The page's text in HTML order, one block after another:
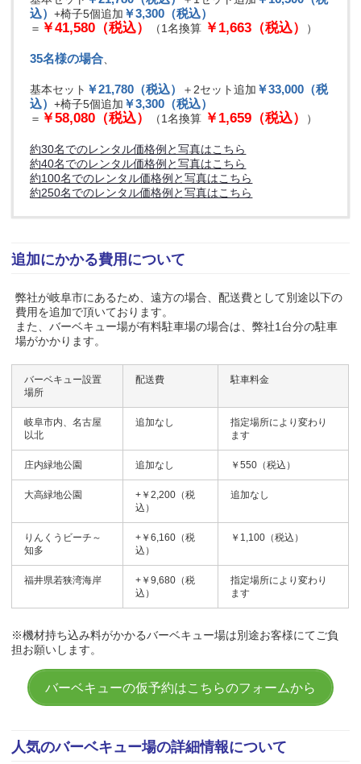
込）+椅子5個追加 ￥3,300（税込）
＝ ￥41,580（税込） （1名換算 ￥1,663（税込） ）
35名様の場合
基本セット ￥21,780（税込） ＋2セット追加 ￥33,000（税
込）+椅子5個追加 ￥3,300（税込）
＝ ￥58,080（税込） （1名換算 ￥1,659（税込） ）
約30名でのレンタル価格例と写真はこちら
約40名でのレンタル価格例と写真はこちら
約100名でのレンタル価格例と写真はこちら
約250名でのレンタル価格例と写真はこちら
追加にかかる費用について
弊社が岐阜市にあるため、遠方の場合、配送費として別途以下の
費用を追加で頂いております。
また、バーベキュー場が有料駐車場の場合は、弊社1台分の駐車
場がかかります。
バーベキュー設置
場所
配送費 駐車料金
岐阜市内、名古屋
以北
追加なし
指定場所により変わり
ます
庄内緑地公園 追加なし ￥550（税込）
大高緑地公園
+￥2,200（税
込）
追加なし
りんくうビーチ～
知多
+￥6,160（税
込）
￥1,100（税込）
福井県若狭湾海岸
+￥9,680（税
込）
指定場所により変わり
ます
※機材持ち込み料がかかるバーベキュー場は別途お客様にてご負
担お願いします。
バーベキューの仮予約はこちらのフォームから
人気のバーベキュー場の詳細情報について